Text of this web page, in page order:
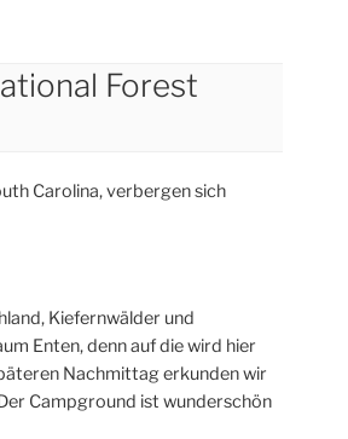
Forest
Carolina, verbergen sich
Kiefernwälder und
Enten, denn auf die wird hier
Nachmittag erkunden wir
Campground ist wunderschön